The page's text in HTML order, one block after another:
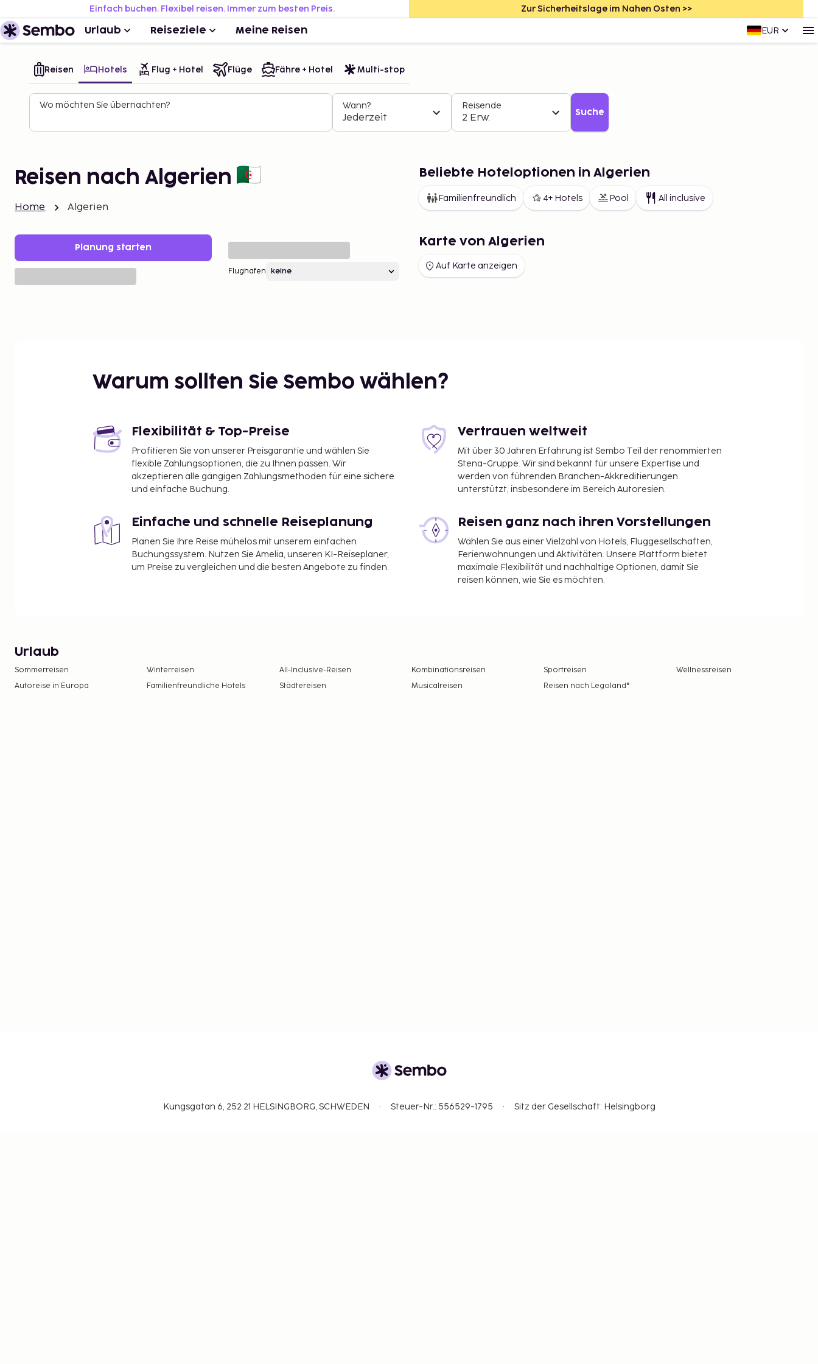
Einfach buchen. Flexibel reisen. Immer zum besten Preis. Zur Sicherheitslage im Nahen Osten >>
Urlaub Reiseziele Meine Reisen EUR
Reisen Hotels Flug + Hotel Flüge Fähre + Hotel Multi-stop
Wo möchten Sie übernachten? Wann?
Jederzeit
Reisende
2 Erw. Suche
Reisen nach Algerien
Home Algerien
Planung starten
Flughafen
Beliebte Hoteloptionen in Algerien
Familienfreundlich 4+ Hotels Pool All inclusive
Karte von Algerien
Auf Karte anzeigen
Warum sollten Sie Sembo wählen?
Flexibilität & Top-Preise
Profitieren Sie von unserer Preisgarantie und wählen Sie
flexible Zahlungsoptionen, die zu Ihnen passen. Wir
akzeptieren alle gängigen Zahlungsmethoden für eine sichere
und einfache Buchung.
Vertrauen weltweit
Mit über 30 Jahren Erfahrung ist Sembo Teil der renommierten
Stena-Gruppe. Wir sind bekannt für unsere Expertise und
werden von führenden Branchen-Akkreditierungen
unterstützt, insbesondere im Bereich Autoresien.
Einfache und schnelle Reiseplanung
Planen Sie Ihre Reise mühelos mit unserem einfachen
Buchungssystem. Nutzen Sie Amelia, unseren KI-Reiseplaner,
um Preise zu vergleichen und die besten Angebote zu finden.
Reisen ganz nach ihren Vorstellungen
Wählen Sie aus einer Vielzahl von Hotels, Fluggesellschaften,
Ferienwohnungen und Aktivitäten. Unsere Plattform bietet
maximale Flexibilität und nachhaltige Optionen, damit Sie
reisen können, wie Sie es möchten.
Urlaub
Sommerreisen Winterreisen All-Inclusive-Reisen Kombinationsreisen Sportreisen
Wellnessreisen
Autoreise in Europa
Familienfreundliche Hotels Städtereisen Musicalreisen Reisen nach Legoland®
Kungsgatan 6, 252 21 HELSINGBORG, SCHWEDEN Steuer-Nr.: 556529-1795 Sitz der Gesellschaft: Helsingborg